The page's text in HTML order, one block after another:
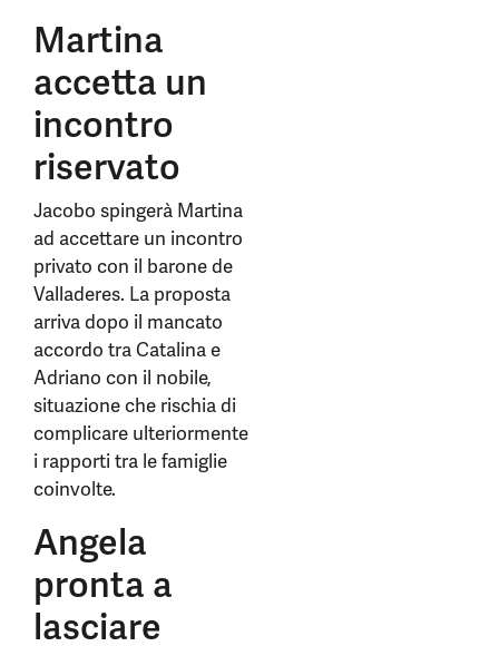
Martina
accetta un
incontro
riservato
Jacobo spingerà Martina
ad accettare un incontro
privato con il barone de
Valladeres. La proposta
arriva dopo il mancato
accordo tra Catalina e
Adriano con il nobile,
situazione che rischia di
complicare ulteriormente
i rapporti tra le famiglie
coinvolte.
Angela
pronta a
lasciare